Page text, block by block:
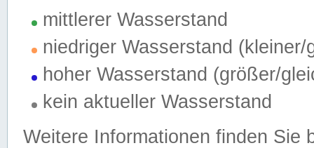
mittlerer Wasserstand
niedriger Wasserstand (kleiner/
hoher Wasserstand (größer/
kein aktueller Wasserstand
Weitere Informationen finden Sie